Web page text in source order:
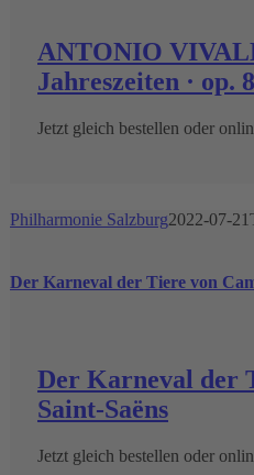
ANTONIO
Jahreszeiten · op. 8
Jetzt gleich bestellen oder
Philharmonie Salzburg2022-07-
Der Karneval der Tiere von
Der Karneval der
Saint-Saëns
Jetzt gleich bestellen oder